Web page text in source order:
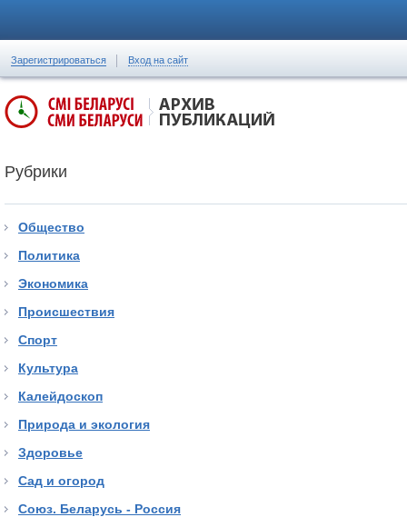
Зарегистрироваться Вход на сайт
Рубрики
Общество
Политика
Экономика
Происшествия
Спорт
Культура
Калейдоскоп
Природа и экология
Здоровье
Сад и огород
Союз. Беларусь - Россия